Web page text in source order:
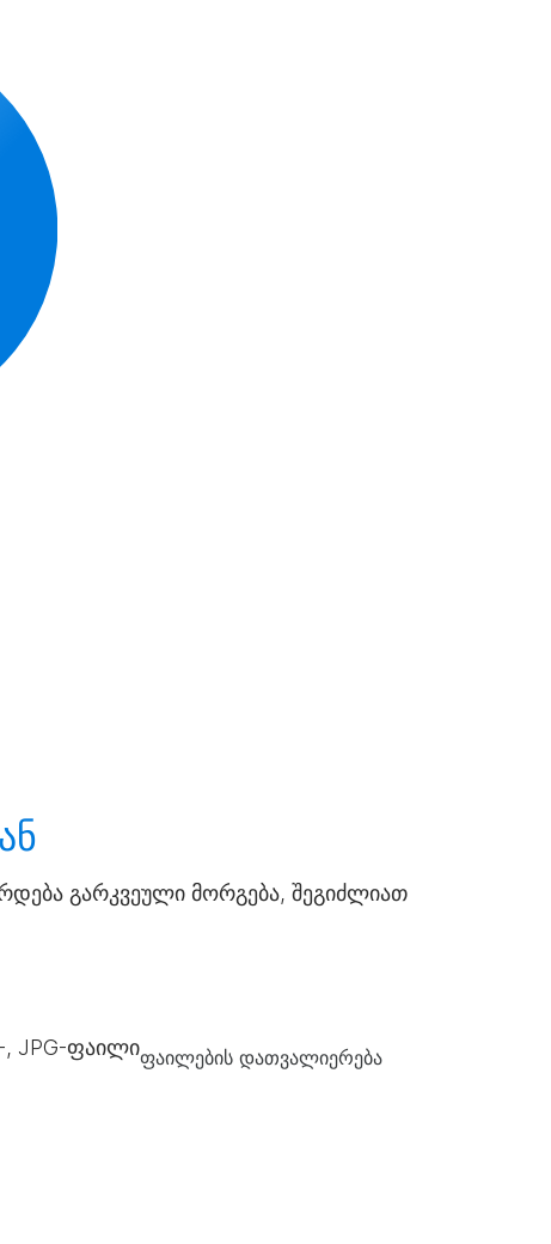
გარკვეული მორგება, შეგიძლიათ
, JPG-ფაილიფაილების დათვალიერება